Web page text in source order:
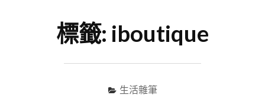
標籤: iboutique
生活雜筆